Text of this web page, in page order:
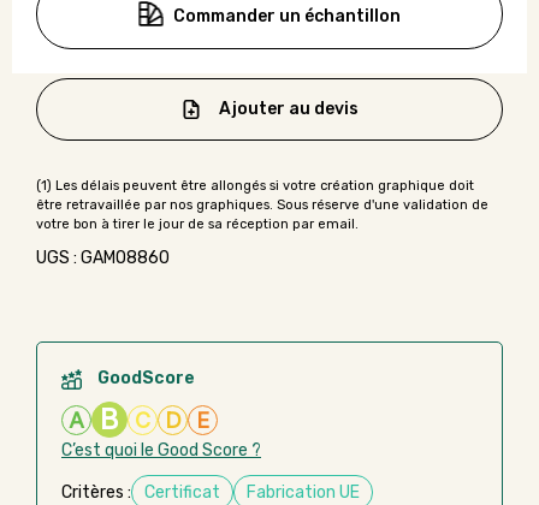
Commander un échantillon
Ajouter au devis
UGS : GAMO8860
GoodScore
A B C D E
C’est quoi le Good Score ?
Critères : Certificat
Fabrication UE